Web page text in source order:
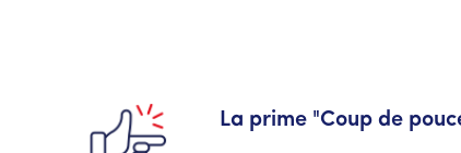
La prime "Coup de